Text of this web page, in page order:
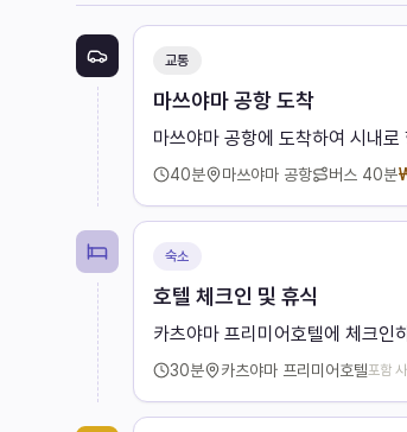
교통
마쓰야마 공항 도착
마쓰야마 공항에 도착하여 시내
40분 마쓰야마 공항 버스 40분
숙소
호텔 체크인 및 휴식
카츠야마 프리미어호텔에 체크인
30분 카츠야마 프리미어호텔포함